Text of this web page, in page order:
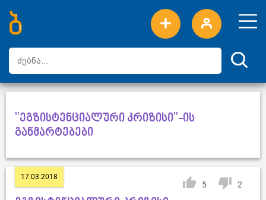
ახალი სიტყვები
ტოპ სიტყვები
დღის ტოპ სიტყვები
ტოპ მომხმარებლები
"ეგზისტენციალური კრიზისი"-ის
განმარტებები
17.03.2018
5 2